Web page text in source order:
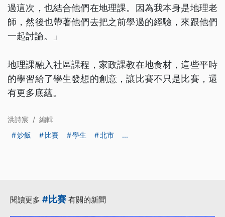
過這次，也結合他們在地理課。因為我本身是地理老
師，然後也帶著他們去把之前學過的經驗，來跟他們
一起討論。」
地理課融入社區課程，家政課教在地食材，這些平時
的學習給了學生發想的創意，讓比賽不只是比賽，還
有更多底蘊。
洪詩宸 / 編輯
炒飯
比賽 學生 北市 ...
閱讀更多 #比賽 有關的新聞